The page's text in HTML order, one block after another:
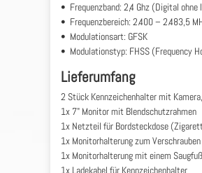
• Frequenzband: 2,4 Ghz (Digital ohne
• Frequenzbereich: 2.400 – 2.483,5
• Modulationsart: GFSK
• Modulationstyp: FHSS (Frequency
Lieferumfang
2 Stück Kennzeichenhalter mit
1x 7" Monitor mit Blendschutzrahmen
1x Netzteil für Bordsteckdose
1x Monitorhalterung zum
1x Monitorhalterung mit einem
1x Ladekabel für Kennzeichenhalter